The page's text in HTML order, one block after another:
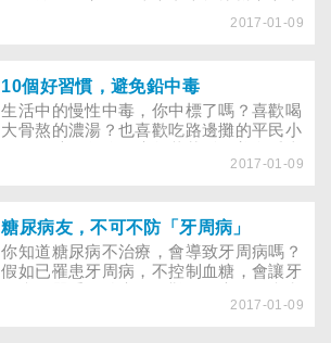
遊！氣喘病人可以到處旅行嗎？不少人擔
當」，帶著「安心、放心、細心」三顆
心，就可以趴趴走，留下美好回憶。
2017-01-09
10個好習慣，避免鉛中毒
生活中的慢性中毒，你中標了嗎？喜歡喝
大骨熬的濃湯？也喜歡吃路邊攤的平民小
更可口？環境中含有太多毒素，可能危害
吃薑黃粉養身，但竟爆出薑黃粉含鉛量超
標的新聞。當心這些生活中的小動作，都
可能讓「鉛」在你體內慢慢累積……若長
久讓鉛在體內累積，小心健康亮紅燈！
2017-01-09
糖尿病友，不可不防「牙周病」
你知道糖尿病不治療，會導致牙周病嗎？
假如已罹患牙周病，不控制血糖，會讓牙
糖尿病有什麼關聯？又該如何預防呢？
2017-01-09